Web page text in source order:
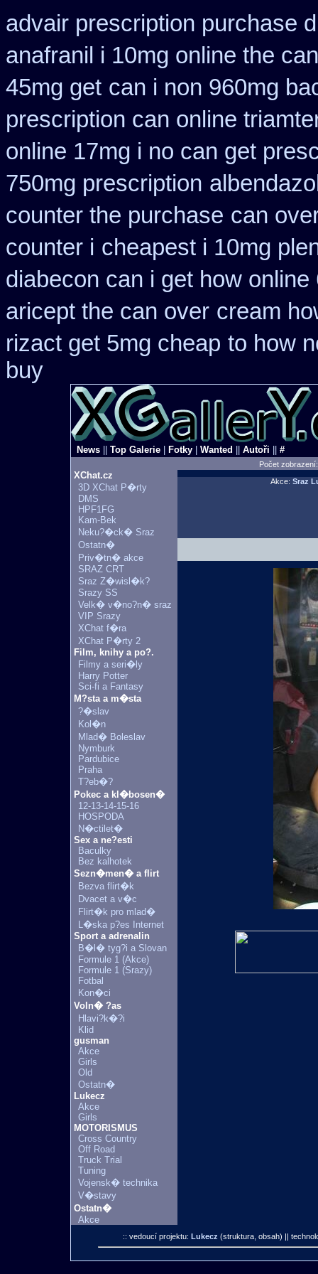
advair prescription purchase
anafranil i 10mg online the
45mg get can i non 960mg
prescription can online
online 17mg i no can get
750mg prescription
counter the purchase can
counter i cheapest i 10mg
diabecon can i get how online
aricept the can over cream
rizact get 5mg cheap to how
buy
News Top Galerie Fotky Wanted Autoři #
Počet
XChat.cz
3D XChat P�rty
DMS
HPF1FG
Kam-Bek
Neku?�ck� Sraz
Ostatn�
Priv�tn� akce
SRAZ CRT
Sraz Z�wisl�k?
Srazy SS
Velk� v�no?n� sraz
VIP Srazy
XChat f�ra
XChat P�rty 2
Film, knihy a po?.
Filmy a seri�ly
Harry Potter
Sci-fi a Fantasy
M?sta a m�sta
?�slav
Kol�n
Mlad� Boleslav
Nymburk
Pardubice
Praha
T?eb�?
Pokec a kl�bosen�
12-13-14-15-16
HOSPODA
N�ctilet�
Sex a ne?esti
Baculky
Bez kalhotek
Sezn�men� a flirt
Bezva flirt�k
Dvacet a v�c
Flirt�k pro mlad�
L�ska p?es Internet
Sport a adrenalin
B�l� tyg?i a Slovan
Formule 1 (Akce)
Formule 1 (Srazy)
Fotbal
Kon�ci
Voln� ?as
Hlavi?k�?i
Klid
gusman
Akce
Girls
Old
Ostatn�
Lukecz
Akce
Girls
MOTORISMUS
Cross Country
Off Road
Truck Trial
Tuning
Vojensk� technika
V�stavy
Ostatn�
Akce
Akce: Sraz
:: vedoucí projektu: Lukecz (struktura, obsah) ||